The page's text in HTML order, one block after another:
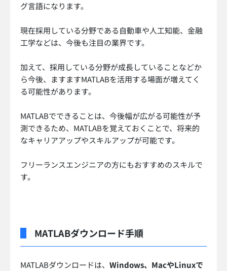
グ言語になります。
現在採用している分野である自動車や人工知能、金融
工学などは、今後も注目の業界です。
加えて、採用している分野が成長していることなどか
ら今後、ますますMATLABを活用する場面が増えてく
る可能性があります。
MATLABでできることは、今後幅が広がる可能性が予
測できるため、MATLABを覚えておくことで、将来的
なキャリアアップやスキルアップが可能です。
フリーランスエンジニアの方にもおすすめのスキルで
す。
MATLABダウンロード手順
MATLABダウンロードは、 Windows、MacやLinuxで